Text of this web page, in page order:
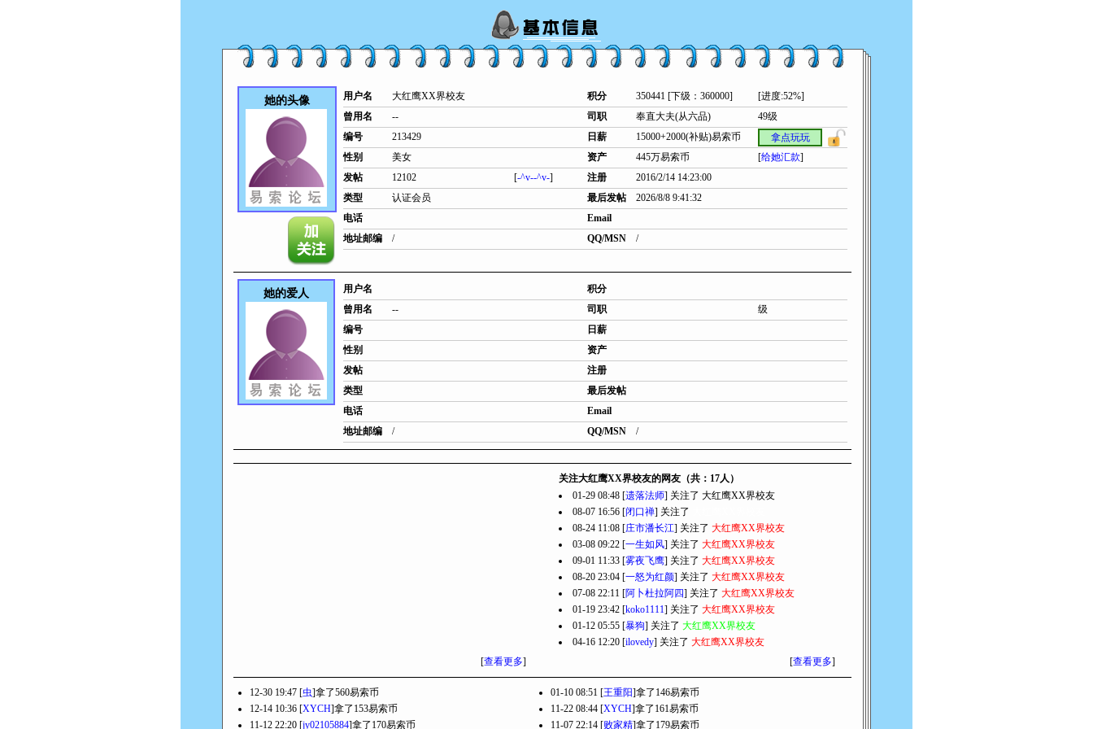
她的头像 用户名 大红鹰XX界校友 积分 350441 [下级：360000]
[进度:52%]
曾用名
-- 司职 奉直大夫(从六品)
49级
编号
213429 日薪 15000+2000(补贴)易索币
拿点玩玩
性别
美女 资产 445万易索币 [给她汇款]
发帖
12102 [-^v--^v-] 注册
2016/2/14 14:23:00
类型
认证会员 最后发帖
2026/8/8 9:41:32
电话
Email
地址邮编
/ QQ/MSN /
她的爱人 用户名
积分
曾用名
-- 司职
级
编号
日薪
性别
资产
发帖
注册
类型
最后发帖
电话
Email
地址邮编
/ QQ/MSN /
[查看更多]
关注大红鹰XX界校友的网友（共：17人）
01-29 08:48 [遗落法师] 关注了 大红鹰XX界校友
08-07 16:56 [闭口禅] 关注了
08-24 11:08 [庄市潘长江] 关注了 大红鹰XX界校友
03-08 09:22 [一生如风] 关注了 大红鹰XX界校友
09-01 11:33 [雾夜飞鹰] 关注了 大红鹰XX界校友
08-20 23:04 [一怒为红颜] 关注了 大红鹰XX界校友
07-08 22:11 [阿卜杜拉阿四] 关注了 大红鹰XX界校友
01-19 23:42 [koko1111] 关注了 大红鹰XX界校友
01-12 05:55 [暴狗] 关注了 大红鹰XX界校友
04-16 12:20 [ilovedy] 关注了 大红鹰XX界校友
[查看更多]
12-30 19:47 [虫]拿了560易索币 01-10 08:51 [王重阳]拿了146易索币
12-14 10:36 [XYCH]拿了153易索币 11-22 08:44 [XYCH]拿了161易索币
11-12 22:20 [jy02105884]拿了170易索币 11-07 22:14 [败家精]拿了179易索币